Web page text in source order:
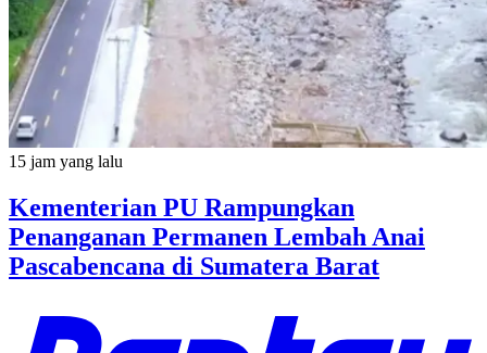
15 jam yang lalu
Kementerian PU Rampungkan
Penanganan Permanen Lembah Anai
Pascabencana di Sumatera Barat